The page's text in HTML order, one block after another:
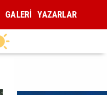
GALERİ YAZARLAR